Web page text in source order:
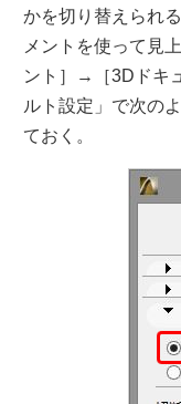
かを切り替えられ
メントを使って見
ント］→［3Dドキ
ルト設定」で次の
ておく。